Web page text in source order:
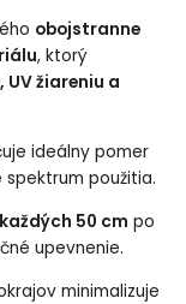
obojstranne
, ktorý
UV žiareniu a
ideálny pomer
použitia.
každých 50 cm po
upevnenie.
minimalizuje